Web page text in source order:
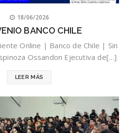
18/06/2026
BANCO CHILE
Online | Banco de Chile | Sin
Ossandon Ejecutiva de[…]
LEER MÁS